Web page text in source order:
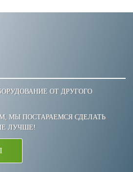
ОТ ДРУГОГО
МЫ ПОСТАРАЕМСЯ СДЕЛАТЬ
ЛУЧШЕ!